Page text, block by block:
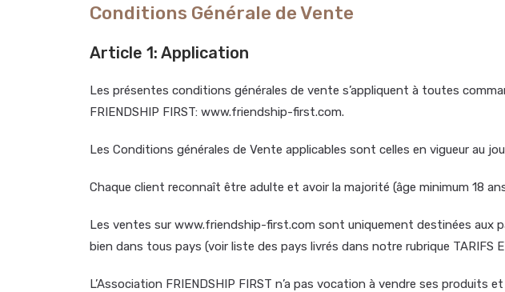
Conditions Générale de Vente
Article 1: Application
Les présentes conditions générales de vente s’appliquent à toutes
FRIENDSHIP FIRST: www.friendship-first.com.
Les Conditions générales de Vente applicables sont celles en vigueur au
Chaque client reconnaît être adulte et avoir la majorité (âge minimum 18
Les ventes sur www.friendship-first.com sont uniquement destinées aux
bien dans tous pays (voir liste des pays livrés dans notre rubrique TARIFS
L’Association FRIENDSHIP FIRST n’a pas vocation à vendre ses